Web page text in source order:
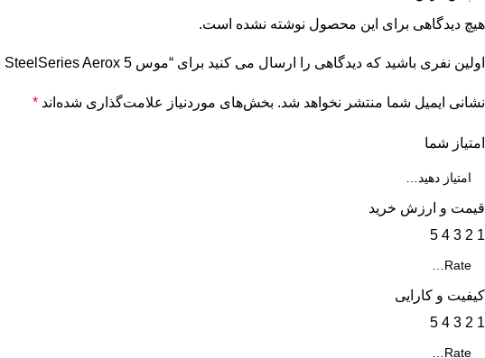
هیچ دیدگاهی برای این محصول نوشته نشده است.
اولین نفری باشید که دیدگاهی را ارسال می کنید برای “موس SteelSeries Aerox 5 سیمی مشکی”
نشانی ایمیل شما منتشر نخواهد شد. بخش‌های موردنیاز علامت‌گذاری شده‌اند *
امتیاز شما
قیمت و ارزش خرید
1
2
3
4
5
کیفیت و کارایی
1
2
3
4
5